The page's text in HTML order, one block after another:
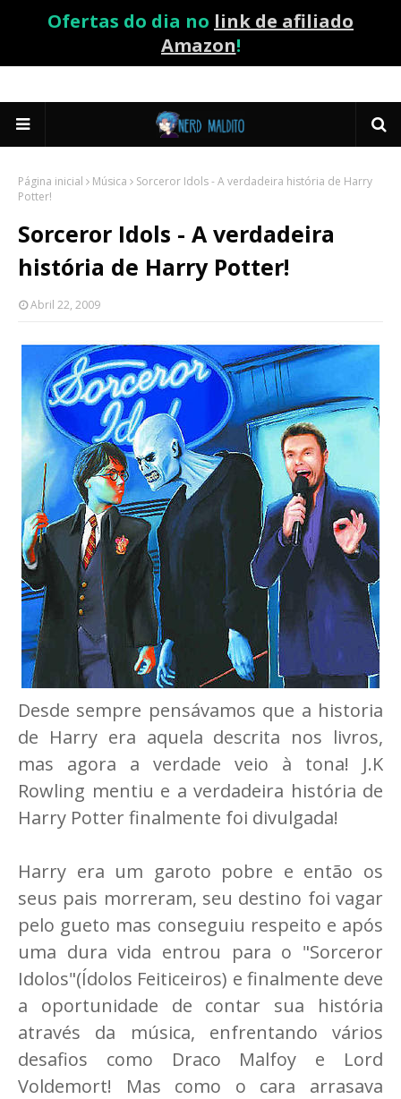
Ofertas do dia no link de afiliado
Amazon!
Página inicial Música
Sorceror Idols - A verdadeira história de Harry
Potter!
Sorceror Idols - A verdadeira
história de Harry Potter!
Abril 22, 2009
Desde sempre pensávamos que a historia
de Harry era aquela descrita nos livros,
mas agora a verdade veio à tona! J.K
Rowling mentiu e a verdadeira história de
Harry Potter finalmente foi divulgada!
Harry era um garoto pobre e então os
seus pais morreram, seu destino foi vagar
pelo gueto mas conseguiu respeito e após
uma dura vida entrou para o "Sorceror
Idolos"(Ídolos Feiticeiros) e finalmente deve
a oportunidade de contar sua história
através da música, enfrentando vários
desafios como Draco Malfoy e Lord
Voldemort! Mas como o cara arrasava